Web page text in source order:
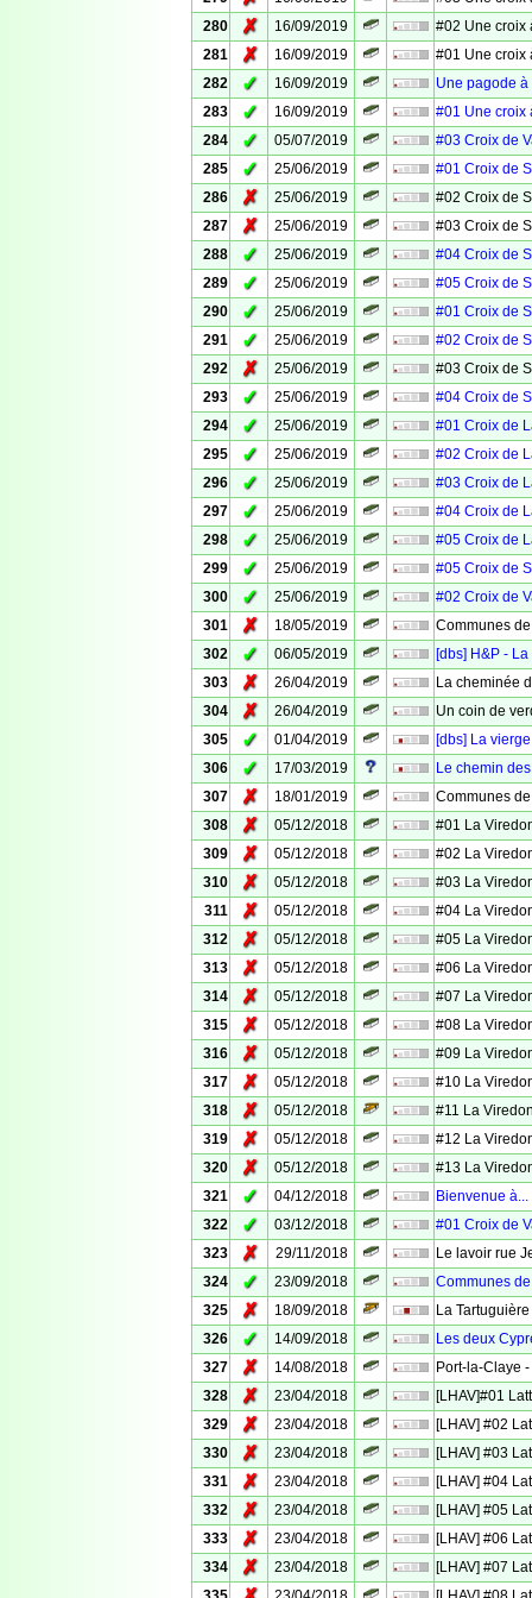
280
✗ 16/09/2019
#02 Une croix
281
✗ 16/09/2019
#01 Une croix
282
✓ 16/09/2019
Une pagode
283
✓ 16/09/2019
#01 Une croix
284
✓ 05/07/2019
#03 Croix de
285
✓ 25/06/2019
#01 Croix de
286
✗ 25/06/2019
#02 Croix de
287
✗ 25/06/2019
#03 Croix de
288
✓ 25/06/2019
#04 Croix de
289
✓ 25/06/2019
#05 Croix de
290
✓ 25/06/2019
#01 Croix de
291
✓ 25/06/2019
#02 Croix de
292
✗ 25/06/2019
#03 Croix de
293
✓ 25/06/2019
#04 Croix de
294
✓ 25/06/2019
#01 Croix de
295
✓ 25/06/2019
#02 Croix de
296
✓ 25/06/2019
#03 Croix de
297
✓ 25/06/2019
#04 Croix de
298
✓ 25/06/2019
#05 Croix de
299
✓ 25/06/2019
#05 Croix de
300
✓ 25/06/2019
#02 Croix de
301
✗ 18/05/2019
Communes
302
✓ 06/05/2019
[dbs] H&P -
303
✗ 26/04/2019
La cheminée
304
✗ 26/04/2019
Un coin de
305
✓ 01/04/2019
[dbs] La
306
✓ 17/03/2019
Le chemin
307
✗ 18/01/2019
Communes
308
✗ 05/12/2018
#01 La
309
✗ 05/12/2018
#02 La
310
✗ 05/12/2018
#03 La
311
✗ 05/12/2018
#04 La
312
✗ 05/12/2018
#05 La
313
✗ 05/12/2018
#06 La
314
✗ 05/12/2018
#07 La
315
✗ 05/12/2018
#08 La
316
✗ 05/12/2018
#09 La
317
✗ 05/12/2018
#10 La
318
✗ 05/12/2018
#11 La
319
✗ 05/12/2018
#12 La
320
✗ 05/12/2018
#13 La
321
✓ 04/12/2018
Bienvenue
322
✓ 03/12/2018
#01 Croix de
323
✗ 29/11/2018
Le lavoir rue
324
✓ 23/09/2018
Communes
325
✗ 18/09/2018
La Tartuguière
326
✓ 14/09/2018
Les deux
327
✗ 14/08/2018
Port-la-Claye
328
✗ 23/04/2018
[LHAV]#01
329
✗ 23/04/2018
[LHAV] #02
330
✗ 23/04/2018
[LHAV] #03
331
✗ 23/04/2018
[LHAV] #04
332
✗ 23/04/2018
[LHAV] #05
333
✗ 23/04/2018
[LHAV] #06
334
✗ 23/04/2018
[LHAV] #07